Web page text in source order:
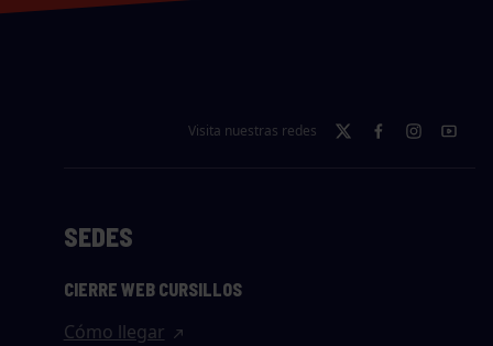
Visita nuestras redes
SEDES
CIERRE WEB CURSILLOS
Cómo llegar